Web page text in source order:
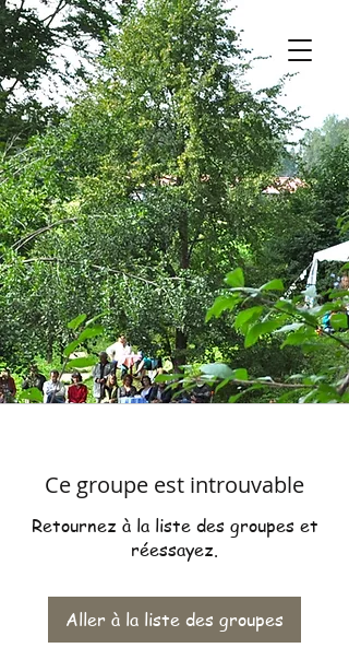
Ce groupe est introuvable
Retournez à la liste des groupes et
réessayez.
Aller à la liste des groupes